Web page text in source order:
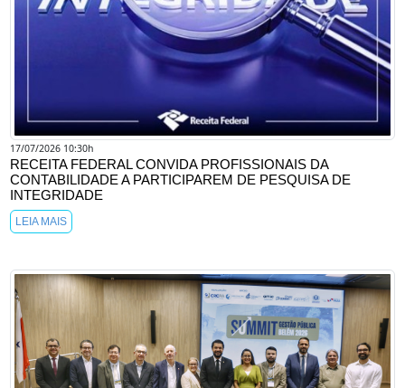
17/07/2026 10:30h
RECEITA FEDERAL CONVIDA PROFISSIONAIS DA
CONTABILIDADE A PARTICIPAREM DE PESQUISA DE
INTEGRIDADE
LEIA MAIS